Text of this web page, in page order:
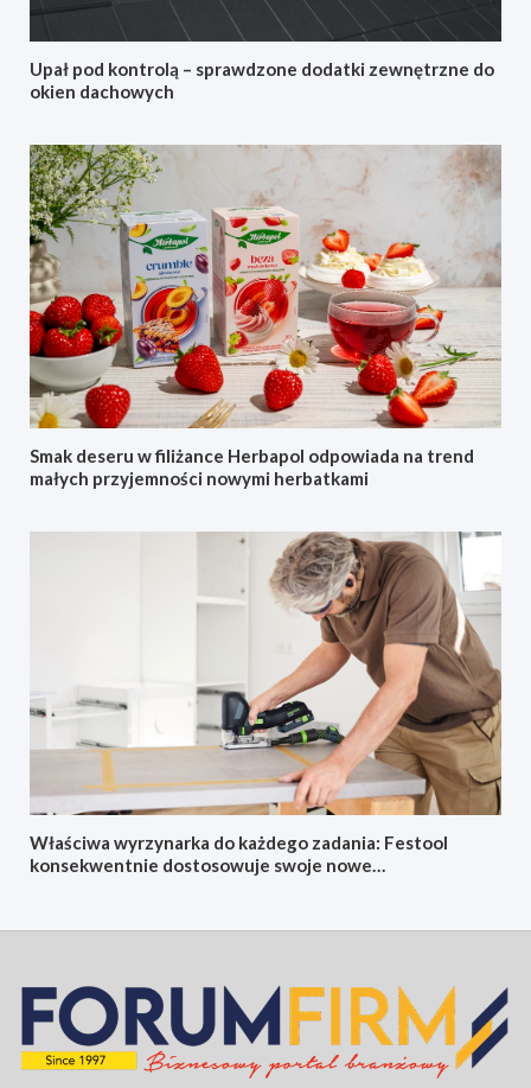
Upał pod kontrolą – sprawdzone dodatki zewnętrzne do
okien dachowych
Smak deseru w filiżance Herbapol odpowiada na trend
małych przyjemności nowymi herbatkami
Właściwa wyrzynarka do każdego zadania: Festool
konsekwentnie dostosowuje swoje nowe